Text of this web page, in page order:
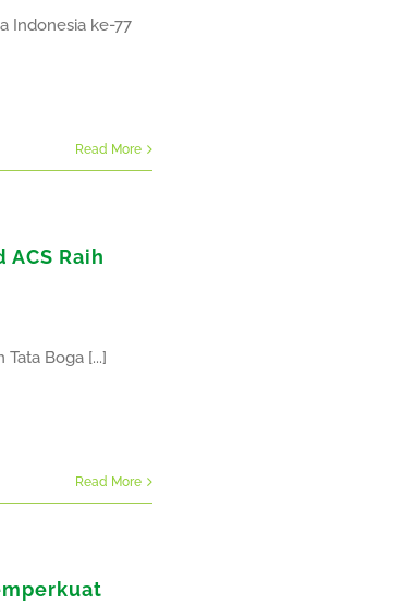
Indonesia ke-77
Read More
Raih
Boga [...]
Read More